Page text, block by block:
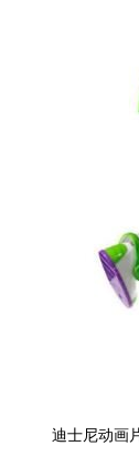
迪士尼动画